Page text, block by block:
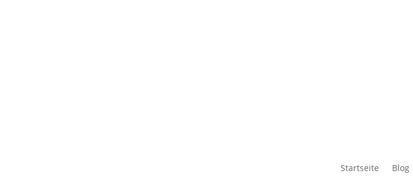
Startseite Blog